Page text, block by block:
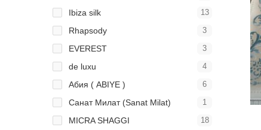
Ibiza silk 13
Rhapsody 3
EVEREST 3
de luxu 4
Абия ( ABIYE ) 6
Санат Милат (Sanat Milat) 1
MICRA SHAGGI 18